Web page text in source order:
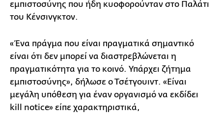
εμπιστοσύνης που ήδη κυοφορούνταν στο Παλάτι
του Κένσινγκτον.
«Ένα πράγμα που είναι πραγματικά σημαντικό
είναι ότι δεν μπορεί να διαστρεβλώνεται η
πραγματικότητα για το κοινό. Υπάρχει ζήτημα
εμπιστοσύνης», δήλωσε ο Τσέτγουιντ. «Είναι
μεγάλη υπόθεση για έναν οργανισμό να εκδίδει
kill notice» είπε χαρακτηριστικά,